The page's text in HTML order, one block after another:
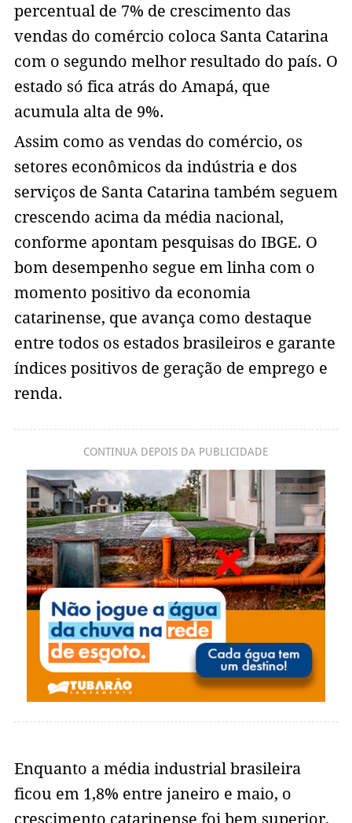
percentual de 7% de crescimento das
vendas do comércio coloca Santa Catarina
com o segundo melhor resultado do país. O
estado só fica atrás do Amapá, que
acumula alta de 9%.
Assim como as vendas do comércio, os
setores econômicos da indústria e dos
serviços de Santa Catarina também seguem
crescendo acima da média nacional,
conforme apontam pesquisas do IBGE. O
bom desempenho segue em linha com o
momento positivo da economia
catarinense, que avança como destaque
entre todos os estados brasileiros e garante
índices positivos de geração de emprego e
renda.
CONTINUA DEPOIS DA PUBLICIDADE
Enquanto a média industrial brasileira
ficou em 1,8% entre janeiro e maio, o